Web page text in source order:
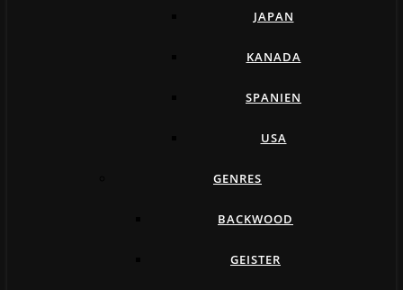
JAPAN
KANADA
SPANIEN
USA
GENRES
BACKWOOD
GEISTER